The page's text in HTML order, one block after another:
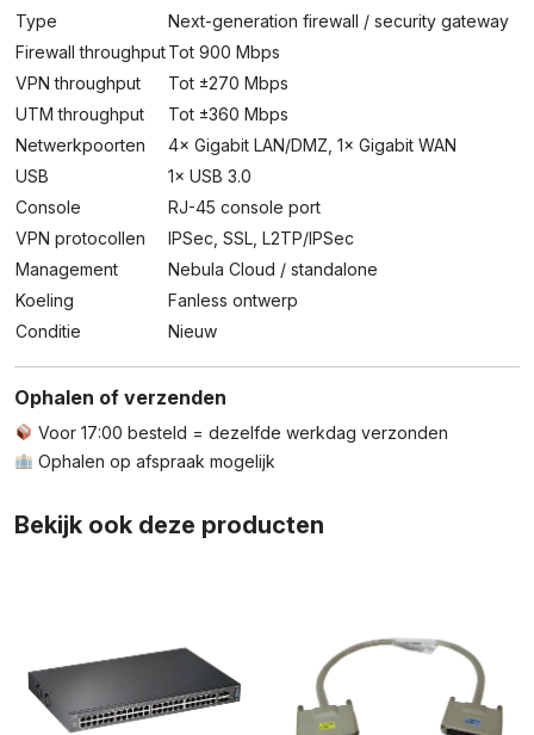
Type
Next-generation firewall / security gateway
Firewall throughputTot 900 Mbps
VPN throughput
Tot ±270 Mbps
UTM throughput
Tot ±360 Mbps
Netwerkpoorten
4× Gigabit LAN/DMZ, 1× Gigabit WAN
USB
1× USB 3.0
Console
RJ-45 console port
VPN protocollen
IPSec, SSL, L2TP/IPSec
Management
Nebula Cloud / standalone
Koeling
Fanless ontwerp
Conditie
Nieuw
Ophalen of verzenden
Voor 17:00 besteld = dezelfde werkdag verzonden
Ophalen op afspraak mogelijk
Bekijk ook deze producten